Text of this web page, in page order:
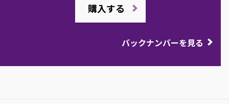
購入する
バックナンバーを見る